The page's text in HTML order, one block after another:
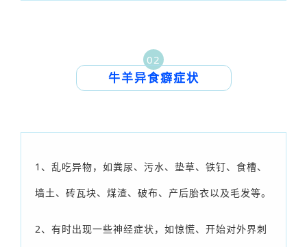
02
牛羊异食癖症状
1、乱吃异物，如粪尿、污水、垫草、铁钉、食槽、
墙土、砖瓦块、煤渣、破布、产后胎衣以及毛发等。
2、有时出现一些神经症状，如惊慌、开始对外界刺